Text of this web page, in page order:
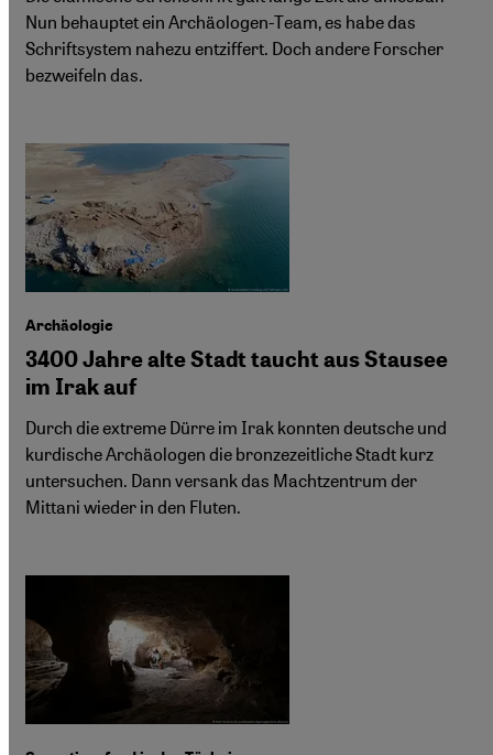
Nun behauptet ein Archäologen-Team, es habe das
Schriftsystem nahezu entziffert. Doch andere Forscher
bezweifeln das.
Archäologie
3400 Jahre alte Stadt taucht aus Stausee
im Irak auf
Durch die extreme Dürre im Irak konnten deutsche und
kurdische Archäologen die bronzezeitliche Stadt kurz
untersuchen. Dann versank das Machtzentrum der
Mittani wieder in den Fluten.